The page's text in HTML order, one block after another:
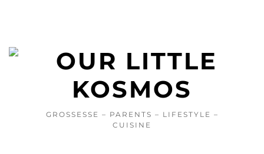
GROSSESSE – PARENTS – LIFESTYLE –
CUISINE